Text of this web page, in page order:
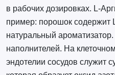
в рабочих дозировках. L-
пример: порошок содержит
натуральный
наполнителей. На
эндотелии сосудов служит